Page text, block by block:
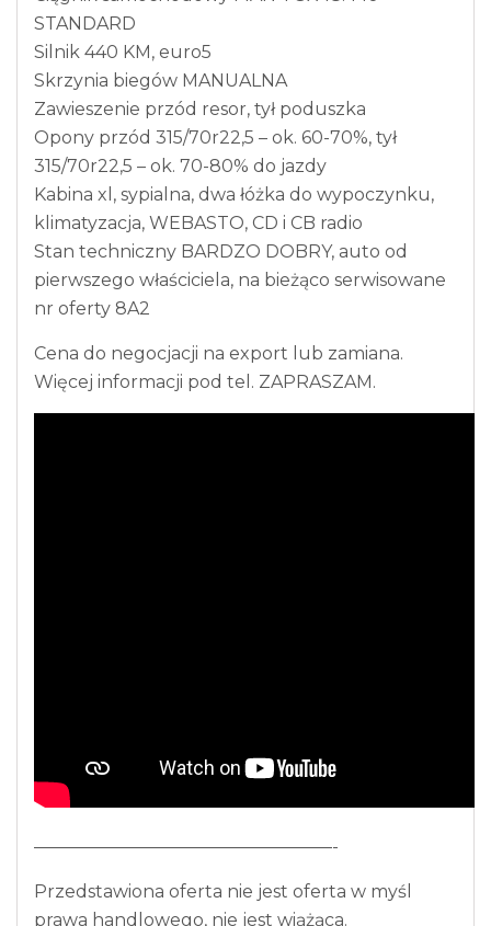
STANDARD
Silnik 440 KM, euro5
Skrzynia biegów MANUALNA
Zawieszenie przód resor, tył poduszka
Opony przód 315/70r22,5 – ok. 60-70%, tył
315/70r22,5 – ok. 70-80% do jazdy
Kabina xl, sypialna, dwa łóżka do wypoczynku,
klimatyzacja, WEBASTO, CD i CB radio
Stan techniczny BARDZO DOBRY, auto od
pierwszego właściciela, na bieżąco serwisowane
nr oferty 8A2
Cena do negocjacji na export lub zamiana.
Więcej informacji pod tel. ZAPRASZAM.
—————————————————-
Przedstawiona oferta nie jest oferta w myśl
prawa handlowego, nie jest wiążąca.